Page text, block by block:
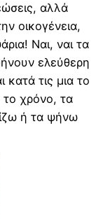
αλλά
οικογένεια,
Ναι, ναι τα
ελεύθερη
τις μια το
το χρόνο, τα
ή τα ψήνω